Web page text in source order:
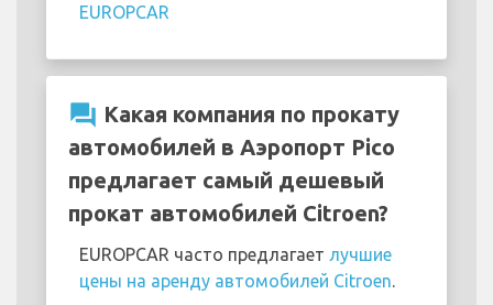
EUROPCAR
question_answer Какая компания по прокату
автомобилей в Аэропорт Pico
предлагает самый дешевый
прокат автомобилей Citroen?
EUROPCAR часто предлагает лучшие
цены на аренду автомобилей Citroen